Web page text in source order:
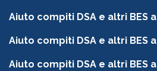
Aiuto compiti DSA e altri BES
Aiuto compiti DSA e altri BES
Aiuto compiti DSA e altri BES